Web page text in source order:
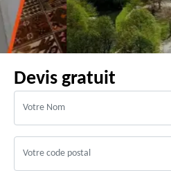
Devis gratuit